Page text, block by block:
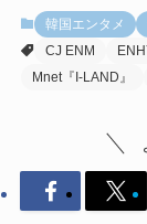
韓国エンタメ
CJ ENM
Mnet『I-LAND』